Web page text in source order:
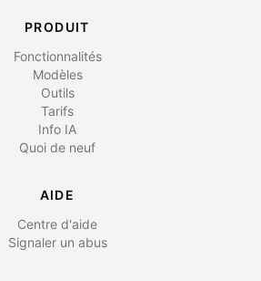
PRODUIT
Fonctionnalités
Modèles
Outils
Tarifs
Info IA
Quoi de neuf
AIDE
Centre d'aide
Signaler un abus